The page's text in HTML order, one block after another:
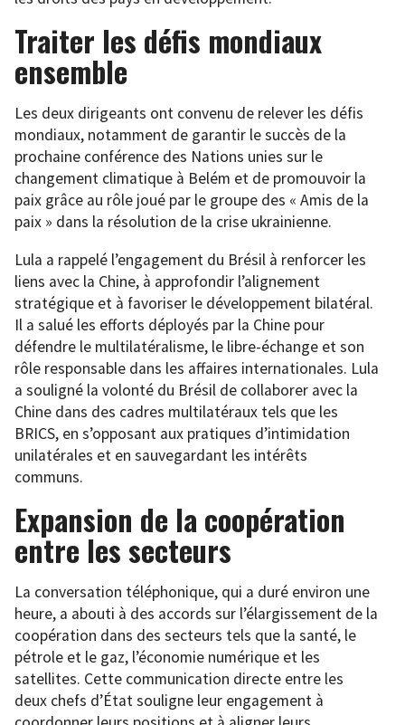
Traiter les défis mondiaux
ensemble
Les deux dirigeants ont convenu de relever les défis
mondiaux, notamment de garantir le succès de la
prochaine conférence des Nations unies sur le
changement climatique à Belém et de promouvoir la
paix grâce au rôle joué par le groupe des « Amis de la
paix » dans la résolution de la crise ukrainienne.
Lula a rappelé l’engagement du Brésil à renforcer les
liens avec la Chine, à approfondir l’alignement
stratégique et à favoriser le développement bilatéral.
Il a salué les efforts déployés par la Chine pour
défendre le multilatéralisme, le libre-échange et son
rôle responsable dans les affaires internationales. Lula
a souligné la volonté du Brésil de collaborer avec la
Chine dans des cadres multilatéraux tels que les
BRICS, en s’opposant aux pratiques d’intimidation
unilatérales et en sauvegardant les intérêts
communs.
Expansion de la coopération
entre les secteurs
La conversation téléphonique, qui a duré environ une
heure, a abouti à des accords sur l’élargissement de la
coopération dans des secteurs tels que la santé, le
pétrole et le gaz, l’économie numérique et les
satellites. Cette communication directe entre les
deux chefs d’État souligne leur engagement à